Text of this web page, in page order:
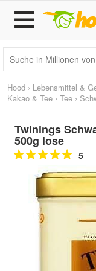
Hood › Lebensmittel &
Kakao & Tee › Tee ›
Twinings
500g lose
5